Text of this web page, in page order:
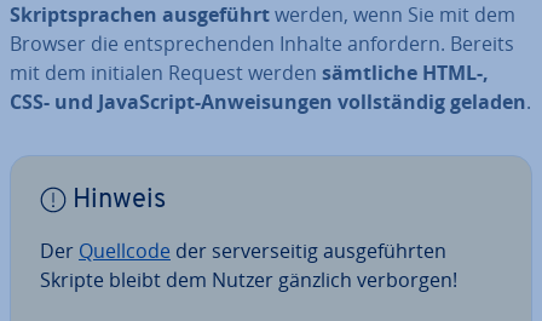
Skript­spra­chen aus­ge­führtwerden, wenn Sie mit dem
Browser die ent­spre­chen­den Inhalte anfordern. Bereits
mit dem initialen Request werden sämtliche HTML-,
CSS- und Ja­va­Script-An­wei­sun­gen voll­stän­dig geladen.
Hinweis
Der Quellcode der ser­ver­sei­tig aus­ge­führ­ten
Skripte bleibt dem Nutzer gänzlich verborgen!